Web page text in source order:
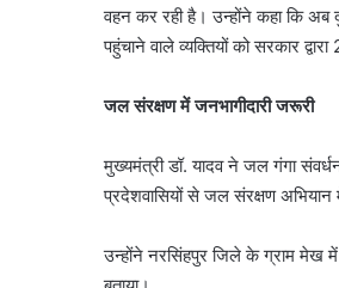
वहन कर रही है। उन्होंने कहा कि अब
पहुंचाने वाले व्यक्तियों को सरकार
जल संरक्षण में जनभागीदारी जरूरी
मुख्यमंत्री डॉ. यादव ने जल गंगा
प्रदेशवासियों से जल संरक्षण
उन्होंने नरसिंहपुर जिले के ग्राम मेख